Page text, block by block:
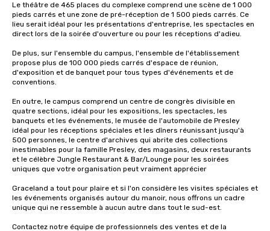
Le théâtre de 465 places du complexe comprend une scène de 1 000
pieds carrés et une zone de pré-réception de 1 500 pieds carrés. Ce
lieu serait idéal pour les présentations d'entreprise, les spectacles en
direct lors de la soirée d'ouverture ou pour les réceptions d'adieu.
De plus, sur l'ensemble du campus, l'ensemble de l'établissement
propose plus de 100 000 pieds carrés d'espace de réunion,
d'exposition et de banquet pour tous types d'événements et de
conventions.
En outre, le campus comprend un centre de congrès divisible en
quatre sections, idéal pour les expositions, les spectacles, les
banquets et les événements, le musée de l'automobile de Presley
idéal pour les réceptions spéciales et les dîners réunissant jusqu'à
500 personnes, le centre d'archives qui abrite des collections
inestimables pour la famille Presley, des magasins, deux restaurants
et le célèbre Jungle Restaurant & Bar/Lounge pour les soirées
uniques que votre organisation peut vraiment apprécier
Graceland a tout pour plaire et si l'on considère les visites spéciales et
les événements organisés autour du manoir, nous offrons un cadre
unique qui ne ressemble à aucun autre dans tout le sud-est.
Contactez notre équipe de professionnels des ventes et de la